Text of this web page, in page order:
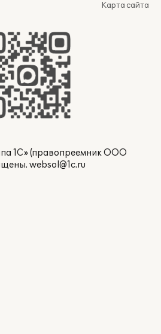
Карта сайта
1С» (правопреемник ООО
websol@1c.ru